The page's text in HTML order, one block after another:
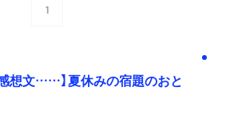
1
想文……】夏休みの宿題のおと